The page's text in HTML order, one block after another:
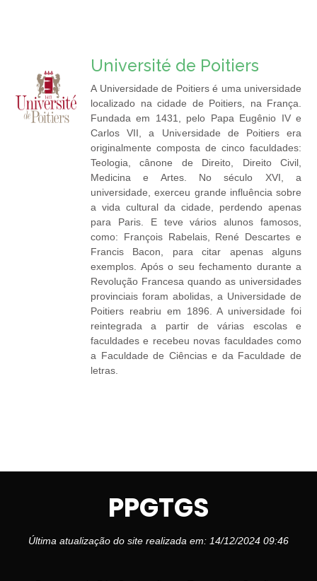
Université de Poitiers
A Universidade de Poitiers é uma universidade
localizado na cidade de Poitiers, na França.
Fundada em 1431, pelo Papa Eugênio IV e
Carlos VII, a Universidade de Poitiers era
originalmente composta de cinco faculdades:
Teologia, cânone de Direito, Direito Civil,
Medicina e Artes. No século XVI, a
universidade, exerceu grande influência sobre
a vida cultural da cidade, perdendo apenas
para Paris. E teve vários alunos famosos,
como: François Rabelais, René Descartes e
Francis Bacon, para citar apenas alguns
exemplos. Após o seu fechamento durante a
Revolução Francesa quando as universidades
provinciais foram abolidas, a Universidade de
Poitiers reabriu em 1896. A universidade foi
reintegrada a partir de várias escolas e
faculdades e recebeu novas faculdades como
a Faculdade de Ciências e da Faculdade de
letras.
PPGTGS
Última atualização do site realizada em: 14/12/2024 09:46